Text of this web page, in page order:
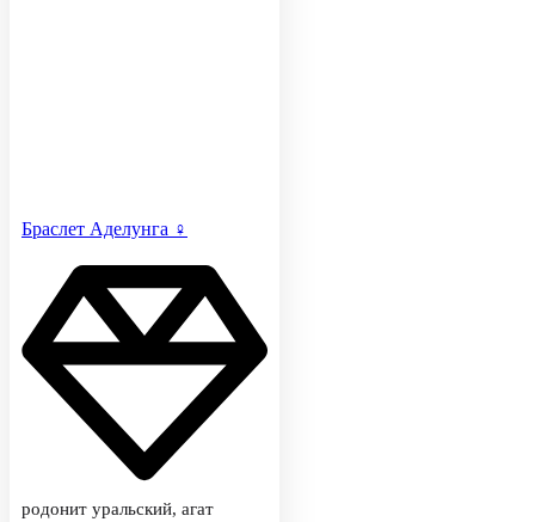
Браслет Аделунга ♀
родонит уральский, агат